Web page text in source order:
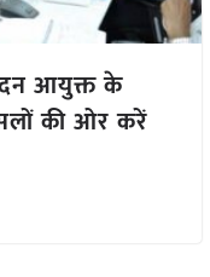
आयुक्त के
की ओर करें